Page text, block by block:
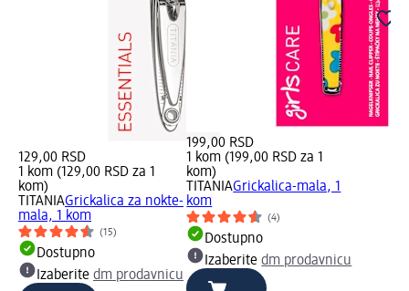
129,00 RSD
1 kom (129,00 RSD za 1
kom)
TITANIAGrickalica za nokte-
mala, 1 kom
(15)
Dostupno
Izaberite dm prodavnicu
199,00 RSD
1 kom (199,00 RSD za 1
kom)
TITANIAGrickalica-mala, 1
kom
(4)
Dostupno
Izaberitedm prodavnicu